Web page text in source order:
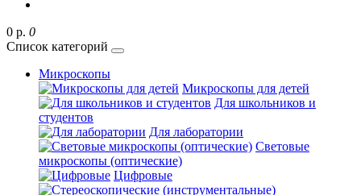
0 р. 0
Список категорий
Микроскопы
Микроскопы для детей
Для школьников и
студентов
Для лаборатории
Световые
микроскопы (оптические)
Цифровые